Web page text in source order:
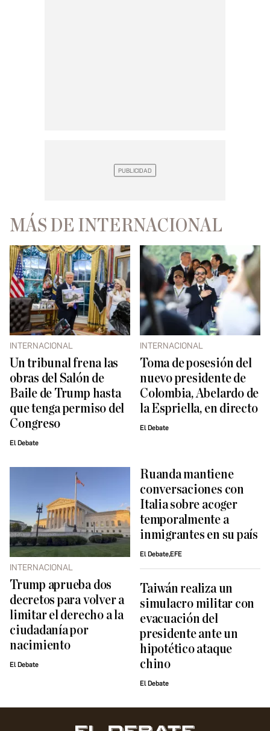
MÁS DE INTERNACIONAL
INTERNACIONAL
Un tribunal frena las
obras del Salón de
Baile de Trump hasta
que tenga permiso del
Congreso
El Debate
INTERNACIONAL
Toma de posesión del
nuevo presidente de
Colombia, Abelardo de
la Espriella, en directo
El Debate
INTERNACIONAL
Trump aprueba dos
decretos para volver a
limitar el derecho a la
ciudadanía por
nacimiento
El Debate
Ruanda mantiene
conversaciones con
Italia sobre acoger
temporalmente a
inmigrantes en su país
El Debate,EFE
Taiwán realiza un
simulacro militar con
evacuación del
presidente ante un
hipotético ataque
chino
El Debate